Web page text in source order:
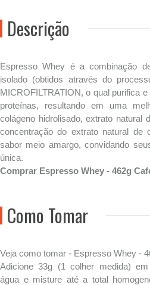
Descrição
Espresso Whey é a combinação
isolado (obtidos através do
MICROFILTRATION, o qual purifica
proteínas, resultando em uma
colágeno hidrolisado, extrato natural
concentração do extrato natural de
sabor meio amargo, convidando
única.
Comprar Espresso Whey - 462g
Como Tomar
Veja como tomar - Espresso Whey -
Adicione 33g (1 colher medida)
água e misture até a total